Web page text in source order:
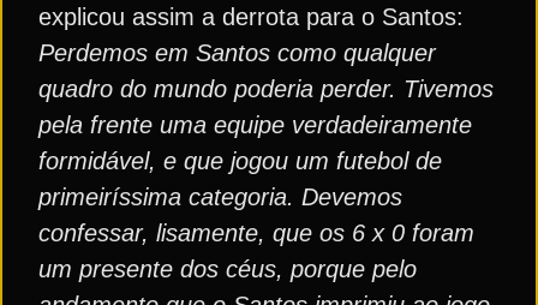
explicou assim a derrota para o Santos:
Perdemos em Santos como qualquer
quadro do mundo poderia perder. Tivemos
pela frente uma equipe verdadeiramente
formidável, e que jogou um futebol de
primeiríssima categoria. Devemos
confessar, lisamente, que os 6 x 0 foram
um presente dos céus, porque pelo